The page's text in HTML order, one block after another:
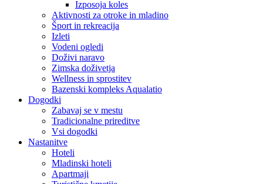
Izposoja koles
Aktivnosti za otroke in mladino
Šport in rekreacija
Izleti
Vodeni ogledi
Doživi naravo
Zimska doživetja
Wellness in sprostitev
Bazenski kompleks Aqualatio
Dogodki
Zabavaj se v mestu
Tradicionalne prireditve
Vsi dogodki
Nastanitve
Hoteli
Mladinski hoteli
Apartmaji